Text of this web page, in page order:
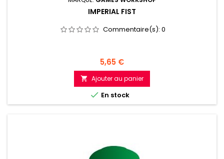
IMPERIAL FIST
Commentaire(s): 0
Prix
5,65 €
 Ajouter au panier
 En stock